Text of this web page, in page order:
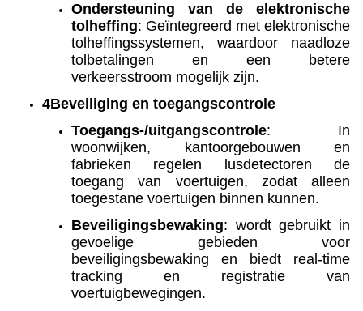
Ondersteuning van de elektronische
tolheffing: Geïntegreerd met elektronische
tolheffingssystemen, waardoor naadloze
tolbetalingen en een betere
verkeersstroom mogelijk zijn.
4Beveiliging en toegangscontrole
Toegangs-/uitgangscontrole: In
woonwijken, kantoorgebouwen en
fabrieken regelen lusdetectoren de
toegang van voertuigen, zodat alleen
toegestane voertuigen binnen kunnen.
Beveiligingsbewaking: wordt gebruikt in
gevoelige gebieden voor
beveiligingsbewaking en biedt real-time
tracking en registratie van
voertuigbewegingen.